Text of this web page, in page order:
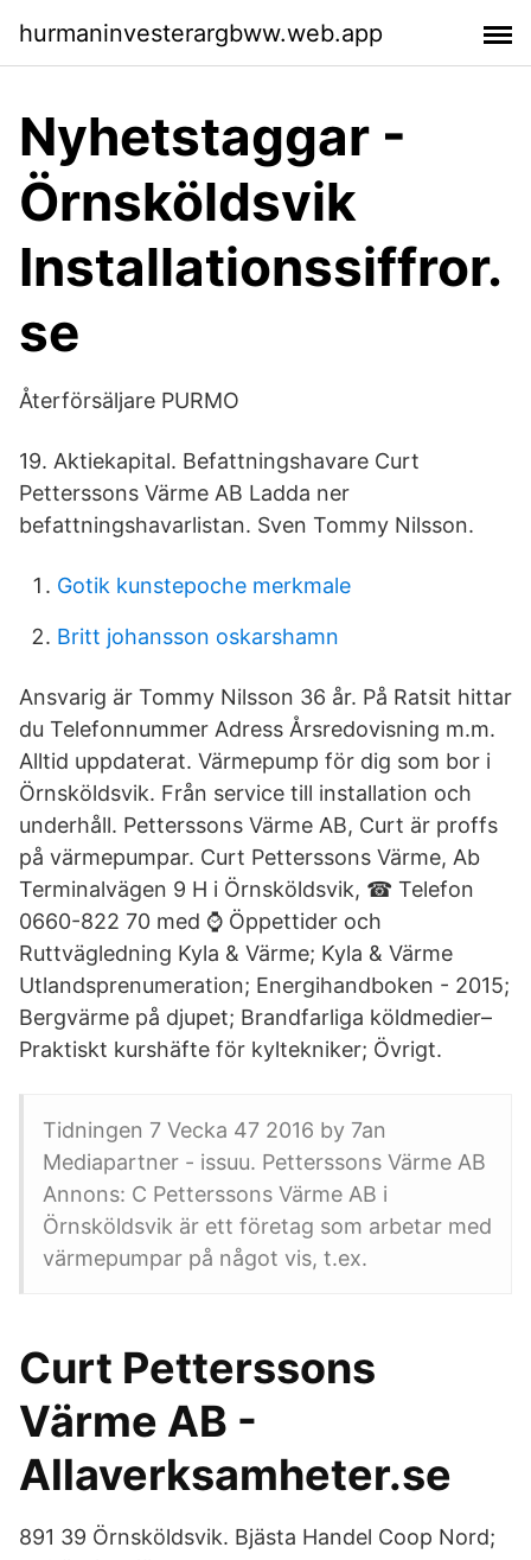
hurmaninvesterargbww.web.app
Nyhetstaggar -
Örnsköldsvik
Installationssiffror.
se
Återförsäljare PURMO
19. Aktiekapital. Befattningshavare Curt
Petterssons Värme AB Ladda ner
befattningshavarlistan. Sven Tommy Nilsson.
Gotik kunstepoche merkmale
Britt johansson oskarshamn
Ansvarig är Tommy Nilsson 36 år. På Ratsit hittar
du Telefonnummer Adress Årsredovisning m.m.
Alltid uppdaterat. Värmepump för dig som bor i
Örnsköldsvik. Från service till installation och
underhåll. Petterssons Värme AB, Curt är proffs
på värmepumpar. Curt Petterssons Värme, Ab
Terminalvägen 9 H i Örnsköldsvik, ☎ Telefon
0660-822 70 med ⌚ Öppettider och
Ruttvägledning Kyla & Värme; Kyla & Värme
Utlandsprenumeration; Energihandboken - 2015;
Bergvärme på djupet; Brandfarliga köldmedier–
Praktiskt kurshäfte för kyltekniker; Övrigt.
Tidningen 7 Vecka 47 2016 by 7an
Mediapartner - issuu. Petterssons Värme AB
Annons: C Petterssons Värme AB i
Örnsköldsvik är ett företag som arbetar med
värmepumpar på något vis, t.ex.
Curt Petterssons
Värme AB -
Allaverksamheter.se
891 39 Örnsköldsvik. Bjästa Handel Coop Nord;